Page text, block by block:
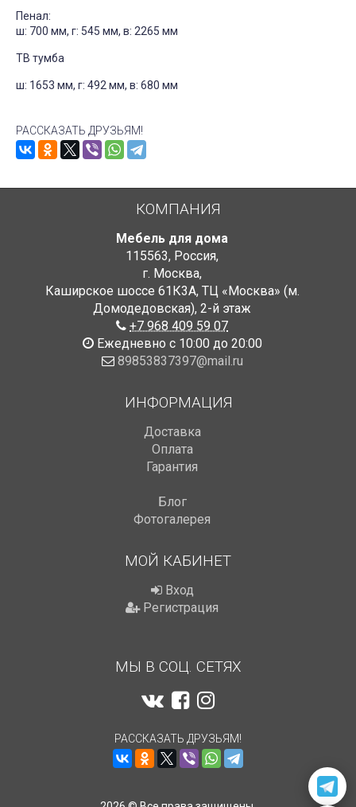
Пенал:
ш: 700 мм, г: 545 мм, в: 2265 мм
ТВ тумба
ш: 1653 мм, г: 492 мм, в: 680 мм
РАССКАЗАТЬ ДРУЗЬЯМ!
КОМПАНИЯ
Мебель для дома
115563, Россия,
г. Москва,
Каширское шоссе 61К3А, ТЦ «Москва» (м.
Домодедовская), 2-й этаж
+7 968 409 59 07
Ежедневно с 10:00 до 20:00
89853837397@mail.ru
ИНФОРМАЦИЯ
Доставка
Оплата
Гарантия
Блог
Фотогалерея
МОЙ КАБИНЕТ
Вход
Регистрация
МЫ В СОЦ. СЕТЯХ
РАССКАЗАТЬ ДРУЗЬЯМ!